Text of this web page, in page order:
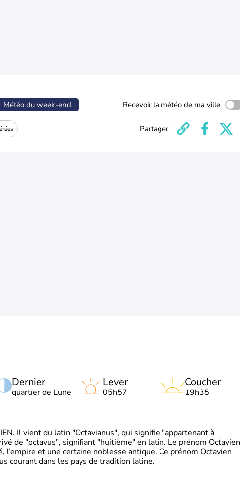
Météo du week-end Recevoir la météo de ma ville
Partager
Dernier
quartier de Lune
Lever
05h57
Coucher
19h35
Il vient du latin "Octavianus", qui signifie "appartenant à
de "octavus", signifiant "huitième" en latin. Le prénom Octavien
l’empire et une certaine noblesse antique. Ce prénom Octavien
courant dans les pays de tradition latine.